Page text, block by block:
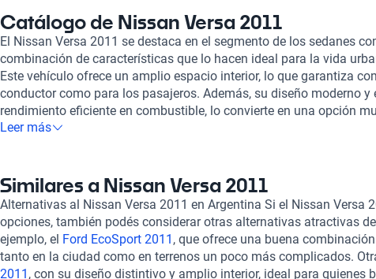
Catálogo de Nissan Versa 2011
El Nissan Versa 2011 se destaca en el segmento de los sedanes
combinación de características que lo hacen ideal para la vida
Este vehículo ofrece un amplio espacio interior, lo que garantiza
conductor como para los pasajeros. Además, su diseño moderno y
rendimiento eficiente en combustible, lo convierte en una opción
buscan economía sin sacrificar el estilo. La calidad de los
Este modelo se ha posicionado como una excelente elección entre
al igual que elNissan Teana 2011y elNissan X-Trail 2011
, que
confort y versatilidad. Al considerar la compra de un vehículo,
perfecta. Todos nuestros autos, incluido el Nissan Versa 2011,
inspección que asegura su óptimo estado mecánico y estético.
financiamiento flexibles y planes de garantía adaptados a tus
Leer más
Similares a Nissan Versa 2011
Alternativas al Nissan Versa 2011 en Argentina Si el Nissan Versa
opciones, también podés considerar otras alternativas atractivas
ejemplo, el Ford EcoSport 2011 , que ofrece una buena
tanto en la ciudad como en terrenos un poco más complicados.
2011 , con su diseño distintivo y amplio interior, ideal para quienes